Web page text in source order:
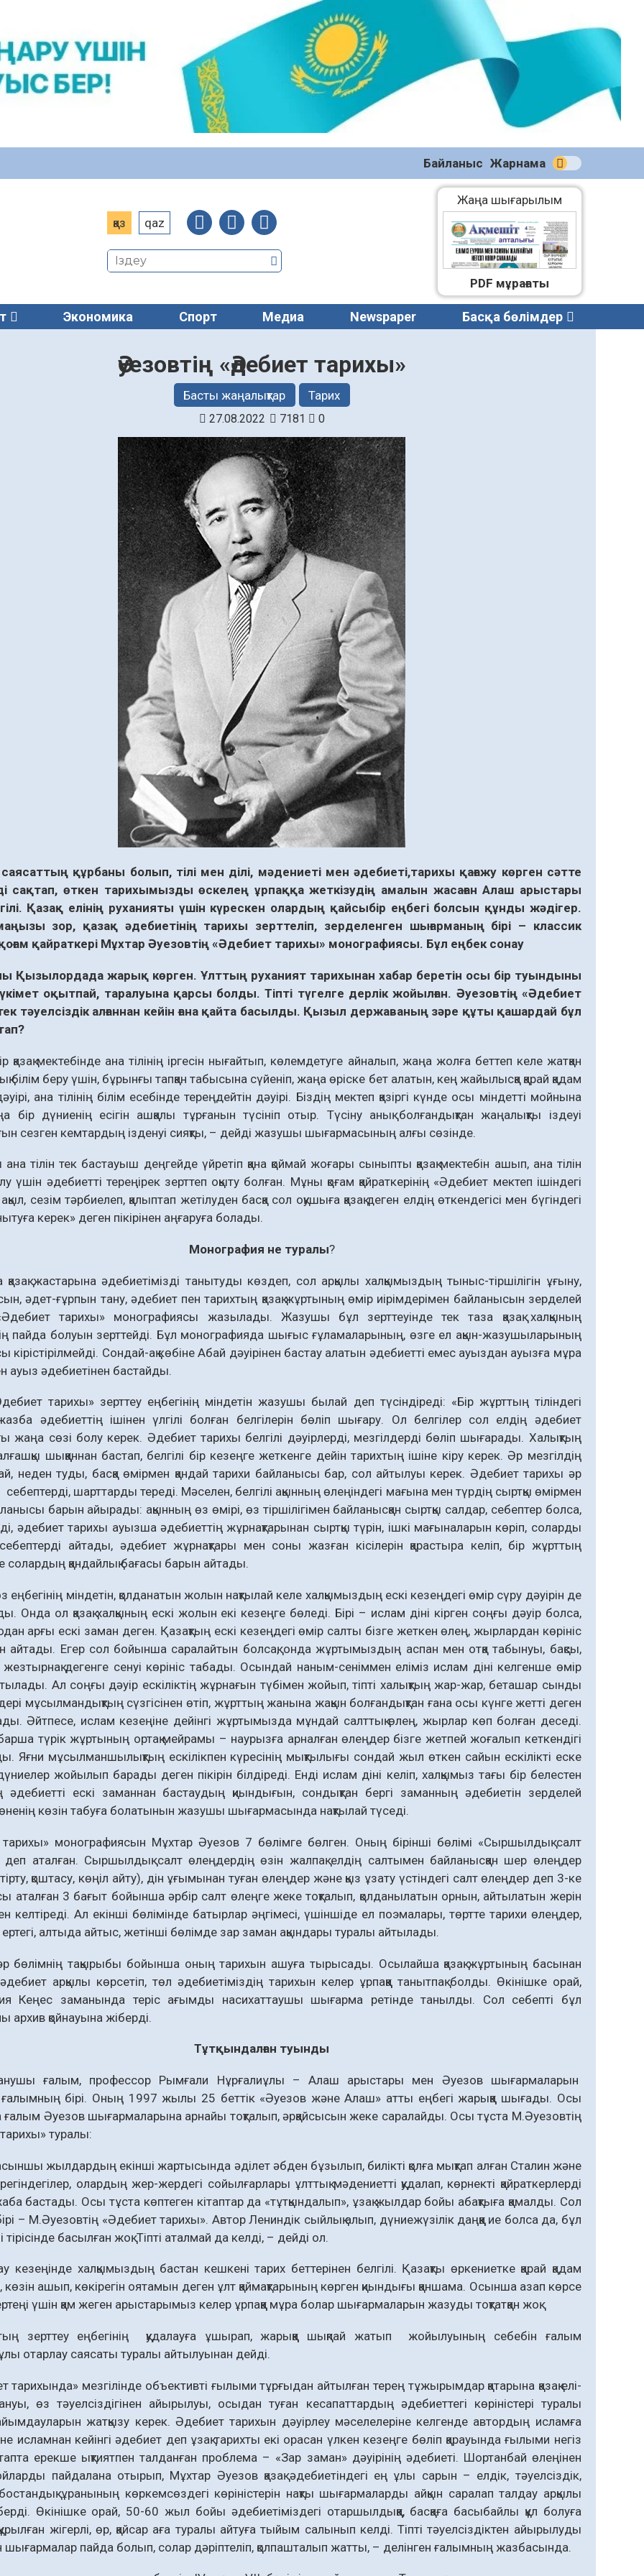
Байланыс Жарнама
қаз qaz
Жаңа шығарылым
(2270)
04.08.2026
PDF мұрағаты
Экономика Спорт Медиа Newspaper Басқа бөлімдер
Әуезовтің «Әдебиет тарихы»
Басты жаңалықтар Тарих
27.08.2022 7181 0
құрбаны болып, тілі мен ділі, мәдениеті мен әдебиеті,тарихы қағажу көрген сәтте
сақтап, өткен тарихымызды өскелең ұрпаққа жеткізудің амалын жасаған Алаш арыстары
Қазақ елінің руханияты үшін күрескен олардың қайсыбір еңбегі болсын құнды жәдігер.
зор, қазақ әдебиетінің тарихы зерттеліп, зерделенген шығарманың бірі – классик
қайраткері Мұхтар Әуезовтің «Әдебиет тарихы» монографиясы. Бұл еңбек сонау
Қызылордада жарық көрген. Ұлттың руханият тарихынан хабар беретін осы бір туындыны
оқытпай, таралуына қарсы болды. Тіпті түгелге дерлік жойылған. Әуезовтің «Әдебиет
тәуелсіздік алғаннан кейін ғана қайта басылды. Қызыл державаның зәре құты қашардай бұл
қазақ мектебінде ана тілінің іргесін нығайтып, кө­лемдетуге айналып, жаңа жолға беттеп келе жатқан
білім беру үшін, бұрынғы тапқан табысына сүйеніп, жаңа өріске бет алатын, кең жайылысқа қарай қадам
ана тілінің білім есебінде тереңдейтін дәуірі. Біздің мектеп қазіргі күнде осы міндетті мойнына
бір дүниенің есігін ашқалы тұрғанын түсініп отыр. Түсіну анық болғандықтан жаңалықты іздеуі
сезген кемтардың ізденуі сияқты, – дейді жазушы шығармасының алғы сөзінде.
тілін тек бас­тауыш деңгейде үйретіп қана қоймай жоғары сыныпты қазақ мектебін ашып, ана тілін
үшін әдебиетті тереңірек зерт­теп оқыту болған. Мұны қоғам қайраткерінің «Әдебиет мектеп ішіндегі
сезім тәрбиелеп, қалыптап жетілуден басқа сол оқушыға қазақ деген елдің өткендегісі мен бүгіндегі
керек» деген пікірінен аңғаруға болады.
Монография не туралы?
жастарына әдебие­тімізді танытуды көздеп, сол арқылы халқымыздың тыныс-тіршілігін ұғыну,
әдет-ғұрпын тану, әдебиет пен тарихтың қазақ жұртының өмір иірімдерімен байланысын зерделей
тарихы» монография­сы жазылады. Жазушы бұл зерттеуінде тек таза қазақ халқының
пайда болуын зерттейді. Бұл монографияда шығыс ғұламаларының, өзге ел ақын-жазушыларының
кірістіріл­мейді. Сондай-ақ көбіне Абай дәуірінен бастау алатын әдебиетті емес ауыздан ауызға мұра
ауыз әдебиетінен бастайды.
тарихы» зерттеу еңбегінің міндетін жазушы былай деп түсіндіреді: «Бір жұрттың тіліндегі
әдебиеттің ішінен үлгілі болған белгілерін бөліп шығару. Ол бел­гілер сол елдің әдебиет
жаңа сөзі болу керек. Әдебиет тарихы белгілі дәуірлерді, мезгілдерді бөліп шығарады. Халықтың
шыққаннан бастап, белгілі бір кезеңге жеткенге дейін тарихтың ішіне кіру керек. Әр мезгілдің
неден туды, басқа өмірмен қандай тарихи байланысы бар, сол айтылуы керек. Әдебиет тарихы әр
себептерді, шарттарды тереді. Мәселен, белгілі ақынның өлеңіндегі мағына мен түрдің сыртқы өмірмен
барын айырады: ақынның өз өмірі, өз тіршілігімен байланысқан сыртқы салдар, себептер болса,
әдебиет тарихы ауызша әдебиеттің жұр­нақтарынан сыртқы түрін, ішкі мағы­наларын көріп, соларды
айтады, әдебиет жұрнақтары мен соны жазған кісілерін қарастыра келіп, бір жұрттың
солардың қандайлық бағасы барын айтады.
міндетін, қолда­натын жолын нақтылай келе халқы­мыздың ескі кезеңдегі өмір сүру дәуірін де
Онда ол қазақ халқының ескі жолын екі кезеңге бөледі. Бірі – ислам діні кірген соңғы дәуір болса,
арғы ескі заман деген. Қазақтың ескі кезеңдегі өмір салты бізге жеткен өлең, жырлардан көрініс
айтады. Егер сол бойынша саралайтын болсақ, онда жұртымыздың аспан мен отқа табынуы, бақсы,
дегенге сенуі көрініс табады. Осындай наным-сеніммен еліміз ислам діні келгенше өмір
Ал соңғы дәуір ескіліктің жұрнағын түбімен жойып, тіпті халықтың жар-жар, беташар сынды
мұсылмандықтың сүзгісінен өтіп, жұрттың жанына жақын болғандықтан ғана осы күнге жетті деген
Әйтпесе, ислам кезеңіне дейінгі жұртымызда мұндай салттық өлең, жырлар көп болған деседі.
түрік жұртының ортақ мейрамы – наурызға арналған өлеңдер бізге жетпей жоғалып кеткендігі
Яғни мұсылманшылықтың ескілікпен күресінің мықтылығы сондай жыл өткен сайын ескілікті еске
жойылып барады деген пікірін білдіреді. Енді ислам діні келіп, халқымыз тағы бір белестен
әдебиетті ескі заманнан бас­таудың қиындығын, сондықтан бергі заманның әдебиетін зерделей
көзін табуға болатынын жазушы шығармасында нақтылай түседі.
монографиясын Мұхтар Әуезов 7 бөлімге бөлген. Оның бірінші бөлімі «Сыршылдық салт
деп аталған. Сыршылдық салт өлеңдердің өзін жалпақ елдің салтымен байланысқан шер өлеңдер
қоштасу, көңіл айту), дін ұғымынан туған өлеңдер және қыз ұзату үстіндегі салт өлеңдер деп 3-ке
аталған 3 бағыт бойынша әрбір салт өлеңге жеке тоқталып, қолданылатын орнын, айтылатын жерін
келтіреді. Ал екінші бөлімінде батырлар әңгімесі, үшіншіде ел поэмалары, төртте тарихи өлеңдер,
ертегі, алтыда айтыс, жетінші бөлімде зар заман ақындары туралы айтылады.
бөлімнің тақырыбы бойын­ша оның тарихын ашуға тырысады. Осылайша қазақ жұртының басынан
арқылы көрсетіп, төл әдебиетіміздің тарихын келер ұрпаққа танытпақ болды. Өкінішке орай,
Кеңес заманында теріс ағымды насихаттаушы шығарма ретінде танылды. Сол себепті бұл
архив қойнауына жіберді.
Тұтқындалған туынды
ғалым, профессор Рымғали Нұрғалиұлы – Алаш арыстары мен Әуезов шығармаларын
ғалымның бірі. Оның 1997 жылы 25 бет­тік «Әуезов және Алаш» атты еңбегі жарыққа шығады. Осы
ғалым Әуезов шығармаларына арнайы тоқталып, әрқайсысын жеке саралайды. Осы тұста М.Әуезовтің
туралы:
жылдардың екінші жартысында әділет әбден бұзылып, билікті қолға мықтап алған Сталин және
олардың жер-жердегі сойылғарлары ұлттық мәдениетті қудалап, көрнекті қайраткерлерді
бастады. Осы тұста көптеген кітаптар да «тұтқындалып», ұзақ жылдар бойы абақтыға қамалды. Сол
– М.Әуезовтің «Әдебиет тарихы». Автор Лениндік сыйлық алып, дүниежүзілік даңққа ие болса да, бұл
тірісінде басылған жоқ. Тіпті аталмай да келді, – дейді ол.
кезеңінде халқымыздың бастан кешкені тарих беттерінен белгілі. Қазақты өркениетке қарай қадам
ашып, көкірегін оята­мын деген ұлт қаймақтарының көрген қиындығы қаншама. Осынша азап көрсе
үшін қам жеген арыстарымыз келер ұрпаққа мұра болар шығармаларын жазуды тоқтатқан жоқ.
зерттеу еңбегінің қуда­лауға ұшырап, жарыққа шықпай жатып жойылуының себебін ғалым
отарлау саясаты туралы айтылуынан дейді.
тарихында» мезгілінде объективті ғылыми тұрғыдан айтылған терең тұжырымдар қатарына қазақ елі­
өз тәуелсіздігінен айы­рылуы, осыдан туған кесапаттардың әдебиеттегі көріністері туралы
жатқызу керек. Әдебиет тарихын дәуірлеу мәселелеріне кел­генде автордың исламға
исламнан кейінгі әдебиет деп ұзақ та­рихты екі орасан үлкен кезеңге бөліп қа­рауында ғылыми негіз
ерекше ықтиятпен талданған проблема – «Зар заман» дәуірінің әдебиеті. Шортанбай өлеңінен
пайдалана отырып, Мұхтар Әуезов қазақ әдебиетіндегі ең ұлы сарын – ел­дік, тәуелсіздік,
ұранының көркемсөздегі көріністерін нақты шығармаларды айқын саралап тал­дау арқылы
Өкінішке орай, 50-60 жыл бойы әдебиетіміздегі отаршылдыққа, басқаға басыбайлы құл болуға
құрылған жігерлі, өр, қайсар аға туралы айтуға тыйым салынып келді. Тіпті тәуелсіздіктен айырылуды
шығармалар пайда болып, солар дәріптеліп, қолпашталып жатты, – делінген ғалымның жазбасында.